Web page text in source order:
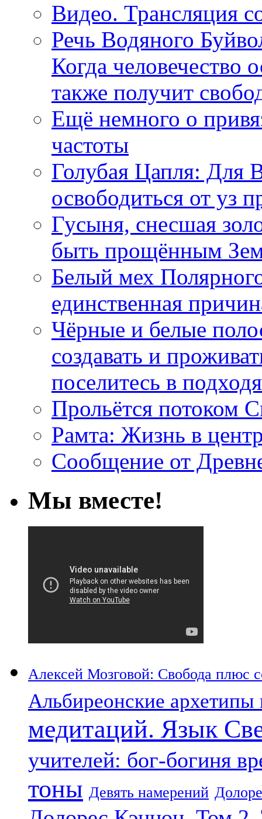
Видео. Трансляция
Речь Водяного
Когда человечество
также получит
Ещё немного о
частоты
Голубая Цапля: Для
освободиться от уз
Гусыня, снесшая
быть прощённым
Белый мех
единственная
Чёрные и белые
создавать и
поселитесь в
Прольётся потоком
Рамта: Жизнь в
Сообщение от
Мы вместе!
Алексей Мозговой: Свобода плюс
Альбиреонские
медитаций. Язык
учителей: бог-богиня
тоны Девять намерений